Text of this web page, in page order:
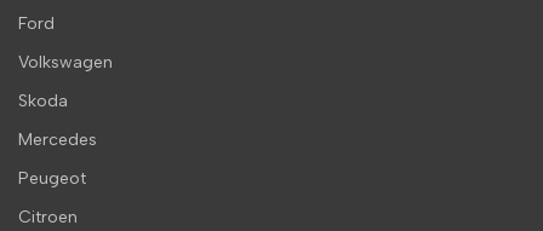
Ford
Volkswagen
Skoda
Mercedes
Peugeot
Citroen